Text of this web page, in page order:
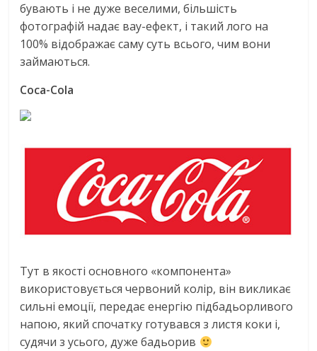
бувають і не дуже веселими, більшість
фотографій надає вау-ефект, і такий лого на
100% відображає саму суть всього, чим вони
займаються.
Coca-Cola
Тут в якості основного «компонента»
використовується червоний колір, він викликає
сильні емоції, передає енергію підбадьорливого
напою, який спочатку готувався з листя коки і,
судячи з усього, дуже бадьорив